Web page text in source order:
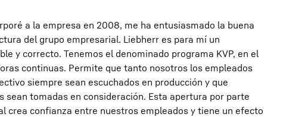
a la empresa en 2008, me ha entusiasmado la buena
del grupo empresarial. Liebherr es para mí un
y correcto. Tenemos el denominado programa KVP, en el
continuas. Permite que tanto nosotros los empleados
siempre sean escuchados en producción y que
sean tomadas en consideración. Esta apertura por parte
crea confianza entre nuestros empleados y tiene un efecto